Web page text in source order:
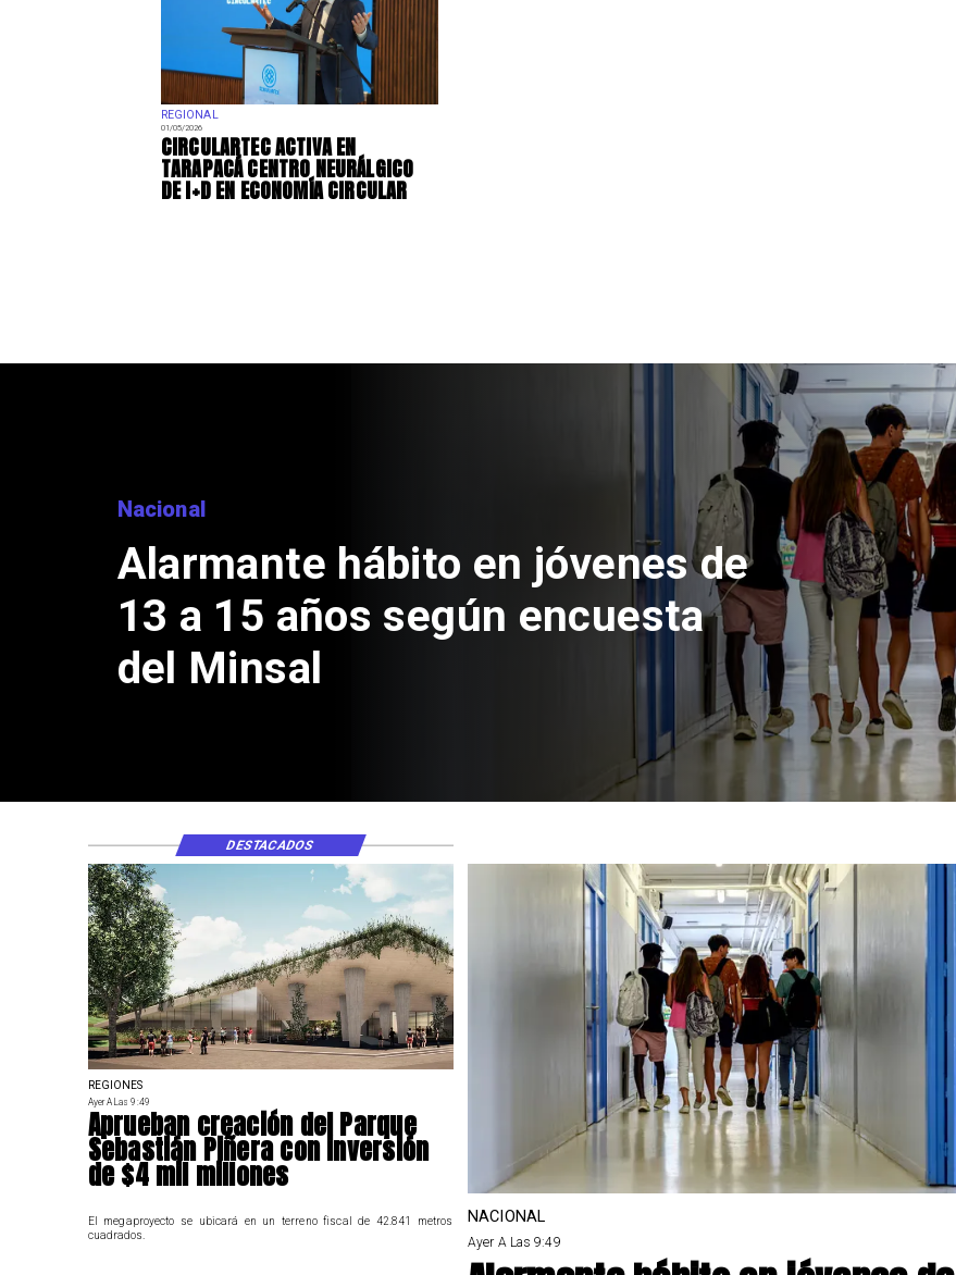
REGIONAL
01/05/2026
​CIRCULARTEC ACTIVA EN
TARAPACÁ CENTRO NEURÁLGICO
DE I+D EN ECONOMÍA CIRCULAR
Nacional
Alarmante hábito en jóvenes de
13 a 15 años según encuesta
del Minsal
REGIONES
Ayer A Las 9:49
Aprueban creación del Parque
Sebastián Piñera con inversión
de $4 mil millones
El megaproyecto se ubicará en un terreno fiscal de 42.841 metros
cuadrados.
NACIONAL
Ayer A Las 9:49
DESTACADOS